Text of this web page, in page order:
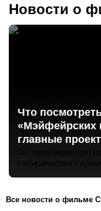
Новости о
Что
«Мэйфейрских
главные
Все новости о фильме